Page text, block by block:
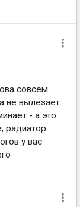
совсем.
не вылезает
- а это
радиатор
у вас